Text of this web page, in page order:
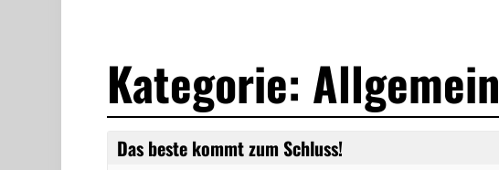
Kategorie: Allgemein
Das beste kommt zum Schluss!